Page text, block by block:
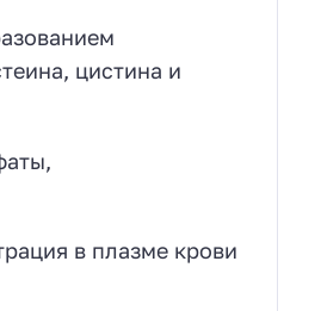
цистина и
в плазме крови